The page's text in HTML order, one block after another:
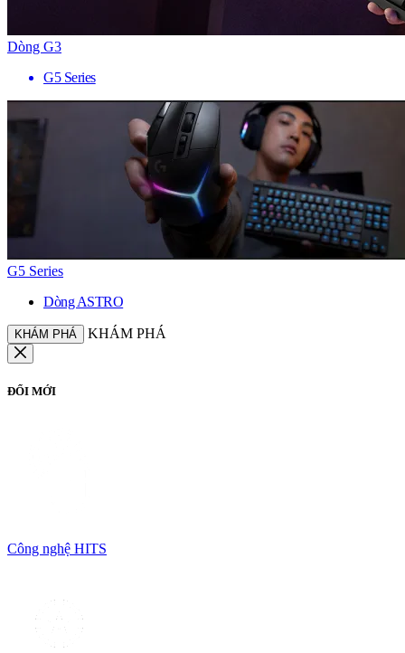
Dòng G3
G5 Series
G5 Series
Dòng ASTRO
KHÁM PHÁ KHÁM PHÁ
ĐỔI MỚI
Công nghệ HITS